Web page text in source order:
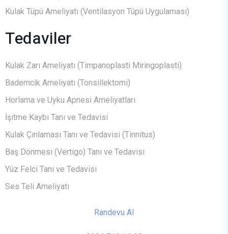
Kulak Tüpü Ameliyatı (Ventilasyon Tüpü Uygulaması)
Tedaviler
Kulak Zarı Ameliyatı (Timpanoplasti Miringoplasti)
Bademcik Ameliyatı (Tonsillektomi)
Horlama ve Uyku Apnesi Ameliyatları
İşitme Kaybı Tanı ve Tedavisi
Kulak Çınlaması Tanı ve Tedavisi (Tinnitus)
Baş Dönmesi (Vertigo) Tanı ve Tedavisi
Yüz Felci Tanı ve Tedavisi
Ses Teli Ameliyatı
Randevu Al